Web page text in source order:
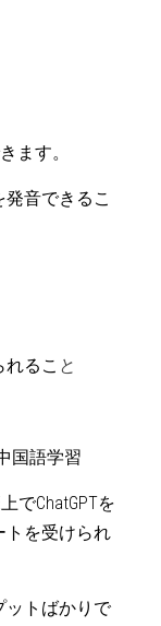
ます。
発音できるこ
れるこ と
国語学習
でChatGPTを
トを受けられ
ットばかりで